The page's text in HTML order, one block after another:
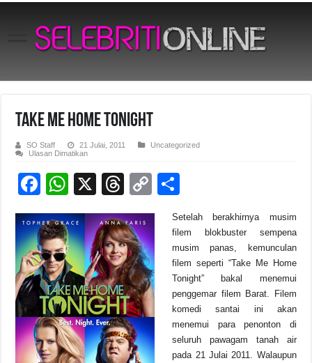
Take Me Home Tonight
SO Staff 21 Julai, 2011
Uncategorized
Ulasan Dimatikanpada
Home
Tonight
F
c
e
b
o
o
k
W
at
s
A
p
p
X
T
e
a
d
s
C
p
y
Li
n
k
ar
e
Setelah berakhirnya musim
filem blokbuster sempena
musim panas, kemunculan
filem seperti “Take Me Home
Tonight” bakal menemui
penggemar filem Barat. Filem
komedi santai ini akan
menemui para penonton di
seluruh pawagam tanah air
pada 21 Julai 2011. Walaupun